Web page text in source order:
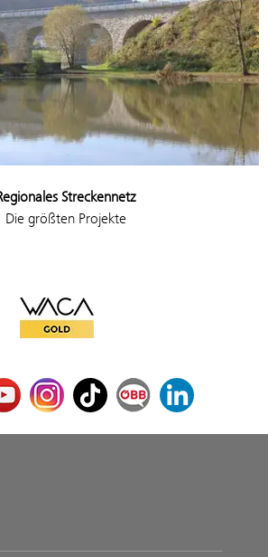
Streckennetz
Die größten Projekte
WACA Gold
YoutubeInstagram
TikTok ÖBB Corporate Blog
LinkedIn